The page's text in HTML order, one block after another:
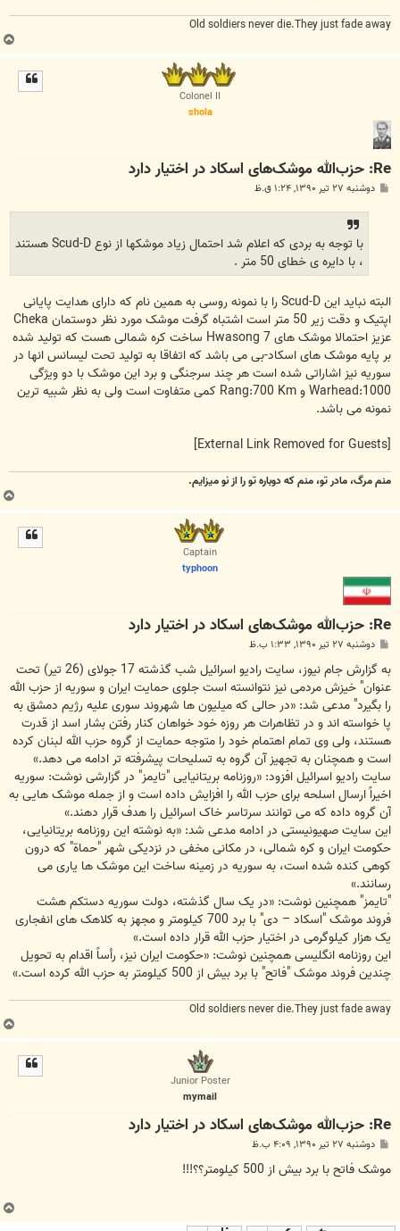
Old soldiers never die.They just fade away
Colonel II
shola
Re: حزب‌الله موشک‌های اسکاد در اختیار دارد
دوشنبه ۲۷ تیر ۱۳۹۰, ۱:۲۴ ق.ظ
با توجه به بردی که اعلام شد احتمال زیاد موشکها از نوع Scud-D هستند
، با دایره ی خطای 50 متر .
البته نباید این Scud-D را با نمونه روسی به همین نام که دارای هدایت پایانی
اپتیک و دقت زیر 50 متر است اشتباه گرفت موشک مورد نظر دوستمان Cheka
عزیز احتمالا موشک های Hwasong 7 ساخت کره شمالی هست که تولید شده
بر پایه موشک های اسکاد-بی می باشد که اتفاقا به تولید تحت لیسانس انها در
سوریه نیز اشاراتی شده است هر چند سرجنگی و برد این موشک با دو ویژگی
Warhead:1000 و Rang:700 Km کمی متفاوت است ولی به نظر شبیه ترین
نمونه می باشد.
[External Link Removed for Guests]
منم مرگ، مادر تو، منم که دوباره تو را از نو میزایم.
Captain
typhoon
Re: حزب‌الله موشک‌های اسکاد در اختیار دارد
ت
دوشنبه ۲۷ تیر ۱۳۹۰, ۱:۳۳ ب.ظ
به گزارش جام نیوز، سایت رادیو اسرائیل شب گذشته 17 جولای (26 تیر) تحت
عنوان" خیزش مردمی نیز نتوانسته است جلوی حمایت ایران و سوریه از حزب الله
را بگیرد" مدعی شد: «در حالی که میلیون ها شهروند سوری علیه رژیم دمشق به
پا خواسته اند و در تظاهرات هر روزه خود خواهان کنار رفتن بشار اسد از قدرت
هستند، ولی وی تمام اهتمام خود را متوجه حمایت از گروه حزب الله لبنان کرده
است و همچنان به تجهیز آن گروه به تسلیحات پیشرفته تر ادامه می دهد.»
سایت رادیو اسرائیل افزود: «روزنامه بریتانیایی "تایمز" در گزارشی نوشت: سوریه
اخیراً ارسال اسلحه برای حزب الله را افزایش داده است و از جمله موشک هایی به
آن گروه داده که می توانند سرتاسر خاک اسرائیل را هدف قرار دهند.»
این سایت صهیونیستی در ادامه مدعی شد: «به نوشته این روزنامه بریتانیایی،
حکومت ایران و کره شمالی، در مکانی مخفی در نزدیکی شهر "حماة" که درون
کوهی کنده شده است، به سوریه در زمینه ساخت این موشک ها یاری می
رسانند.»
"تایمز" همچنین نوشت: «در یک سال گذشته، دولت سوریه دستکم هشت
فروند موشک "اسکاد – دی" با برد 700 کیلومتر و مجهز به کلاهک های انفجاری
یک هزار کیلوگرمی در اختیار حزب الله قرار داده است.»
این روزنامه انگلیسی همچنین نوشت: «حکومت ایران نیز، رأساً اقدام به تحویل
چندین فروند موشک "فاتح" با برد بیش از 500 کیلومتر به حزب الله کرده است.»
Old soldiers never die.They just fade away
Junior Poster
mymail
Re: حزب‌الله موشک‌های اسکاد در اختیار دارد
ت
دوشنبه ۲۷ تیر ۱۳۹۰, ۴:۰۹ ب.ظ
موشک فاتح با برد بیش از 500 کیلومتر؟؟!!!